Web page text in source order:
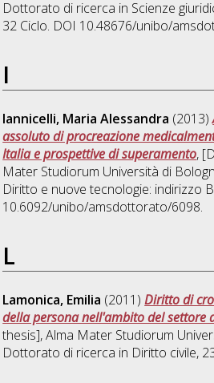
Dottorato di ricerca in Scienze
32 Ciclo. DOI 10.48676/unibo/
I
Iannicelli, Maria Alessandra (2013)
assoluto di procreazione
Italia e prospettive di superamento,
Mater Studiorum Università di
Diritto e nuove tecnologie: indirizzo
10.6092/unibo/amsdottorato/6098.
L
Lamonica, Emilia (2011)Diritto di
della persona nell'ambito del settore
thesis], Alma Mater Studiorum
Dottorato di ricerca in Diritto civile,